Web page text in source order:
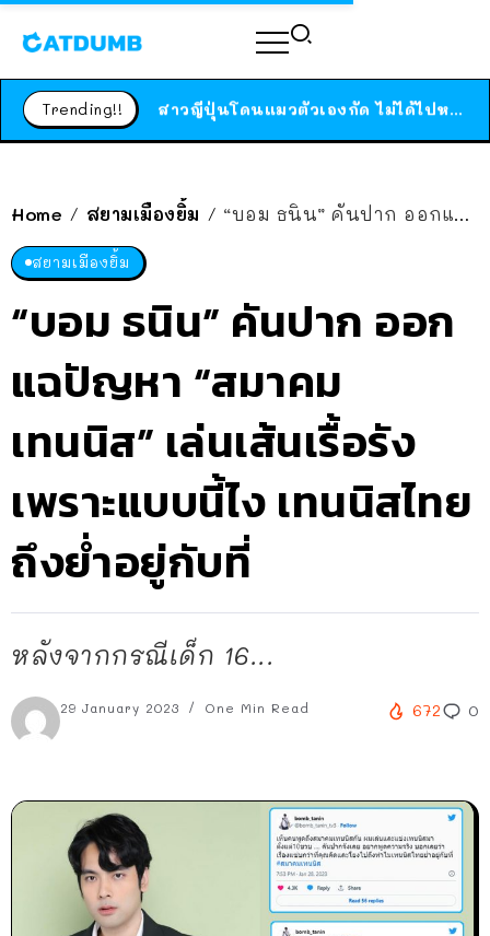
Trending!! ได้เวลาเด็กหนวดรวมตัว RF Online Next เปิดให้เล่นแล้ว เกม Sci-Fi MMORPG ระดับตำนาน เล่นได้ทั้งมือถือและ PC
Home / สยามเมืองยิ้ม / “บอม ธนิน” คันปาก ออกแฉปัญหา “สมาคมเทนนิส” เล่นเส้นเรื้อรัง เพราะแบบนี้ไง เทนนิสไทยถึงย่ำอยู่กับที่
สยามเมืองยิ้ม
“บอม ธนิน” คันปาก ออก
แฉปัญหา “สมาคม
เทนนิส” เล่นเส้นเรื้อรัง
เพราะแบบนี้ไง เทนนิสไทย
ถึงย่ำอยู่กับที่
หลังจากกรณีเด็ก 16...
29 January 2023 One Min Read 672 0